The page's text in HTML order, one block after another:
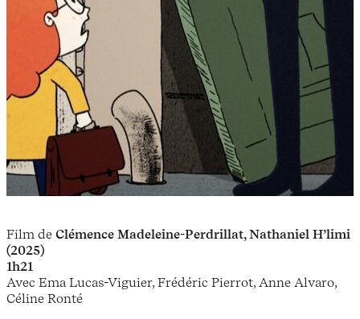
Film de Clémence Madeleine-Perdrillat, Nathaniel H’limi
(2025)
1h21
Avec Ema Lucas-Viguier, Frédéric Pierrot, Anne Alvaro,
Céline Ronté